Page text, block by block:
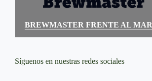
BREWMASTER FRENTE AL MAR
Síguenos en nuestras redes sociales